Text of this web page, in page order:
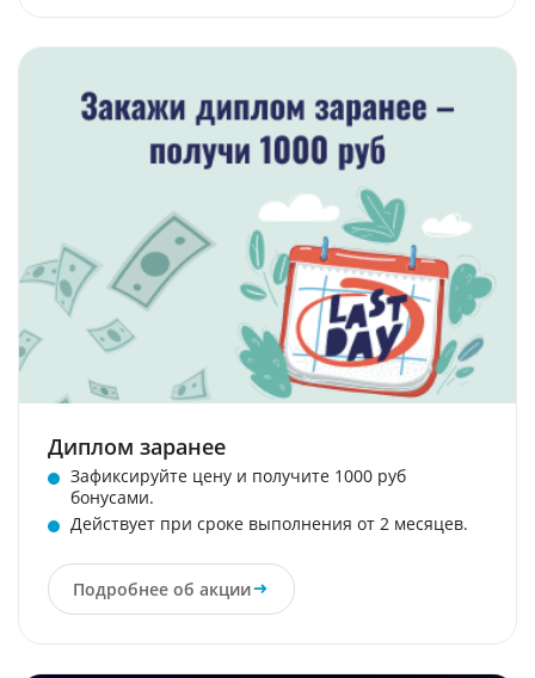
Диплом заранее
Зафиксируйте цену и получите 1000 руб
бонусами.
Действует при сроке выполнения от 2 месяцев.
Подробнее об акции